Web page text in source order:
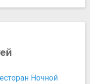
Ночной